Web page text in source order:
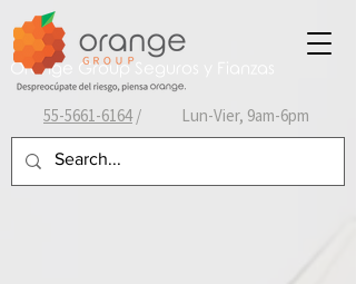
Orange Group Seguros y Fianzas
55-5661-6164/ Lun-Vier, 9am-6pm